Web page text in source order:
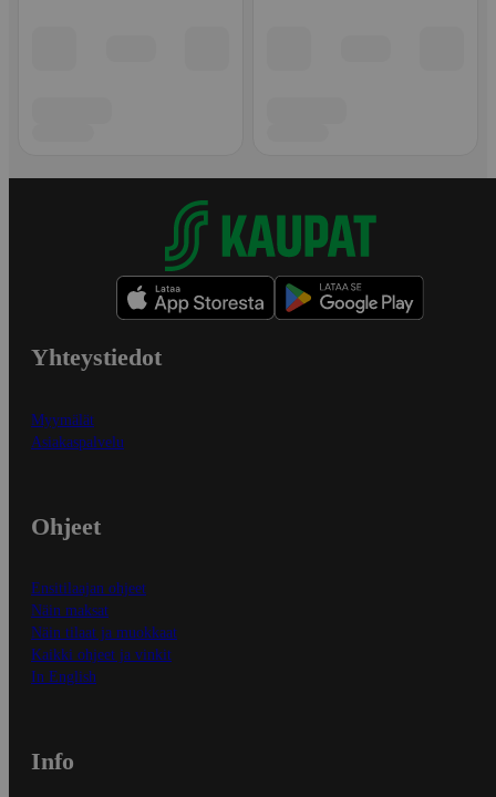
Yhteystiedot
Myymälät
Asiakaspalvelu
Ohjeet
Ensitilaajan ohjeet
Näin maksat
Näin tilaat ja muokkaat
Kaikki ohjeet ja vinkit
In English
Info